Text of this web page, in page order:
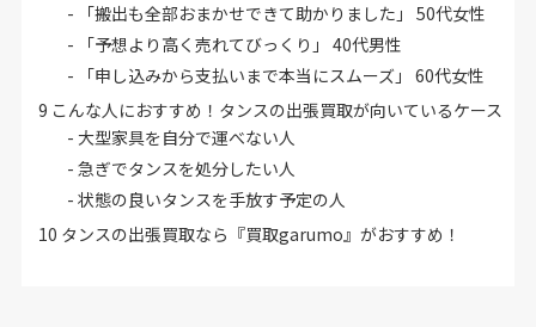
「搬出も全部おまかせできて助かりました」 50代女性
「予想より高く売れてびっくり」 40代男性
「申し込みから支払いまで本当にスムーズ」 60代女性
9 こんな人におすすめ！タンスの出張買取が向いているケース
大型家具を自分で運べない人
急ぎでタンスを処分したい人
状態の良いタンスを手放す予定の人
10 タンスの出張買取なら『買取garumo』がおすすめ！